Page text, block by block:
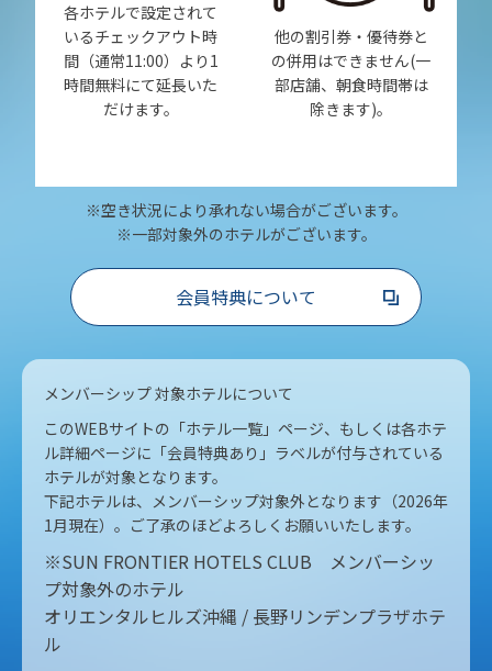
各ホテルで設定されて
いるチェックアウト時
間（通常11:00）より1
時間無料にて延長いた
だけます。
他の割引券・優待券と
の併用はできません(一
部店舗、朝食時間帯は
除きます)。
※空き状況により承れない場合がございます。
※一部対象外のホテルがございます。
会員特典について
メンバーシップ 対象ホテルについて
このWEBサイトの「ホテル一覧」ページ、もしくは各ホテ
ル詳細ページに「会員特典あり」ラベルが付与されている
ホテルが対象となります。
下記ホテルは、メンバーシップ対象外となります（2026年
1月現在）。ご了承のほどよろしくお願いいたします。
※SUN FRONTIER HOTELS CLUB メンバーシッ
プ対象外のホテル
オリエンタルヒルズ沖縄 / 長野リンデンプラザホテ
ル